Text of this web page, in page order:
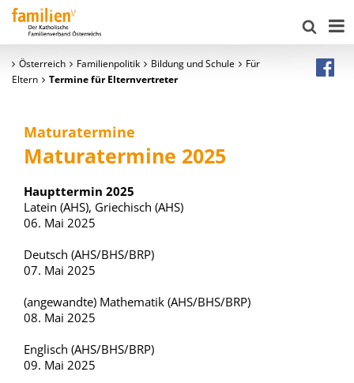
Österreich Familienpolitik Bildung und Schule
Für
Eltern
Termine für Elternvertreter
Maturatermine
Maturatermine 2025
Haupttermin 2025
Latein (AHS), Griechisch (AHS)
06. Mai 2025
Deutsch (AHS/BHS/BRP)
07. Mai 2025
(angewandte) Mathematik (AHS/BHS/BRP)
08. Mai 2025
Englisch (AHS/BHS/BRP)
09. Mai 2025